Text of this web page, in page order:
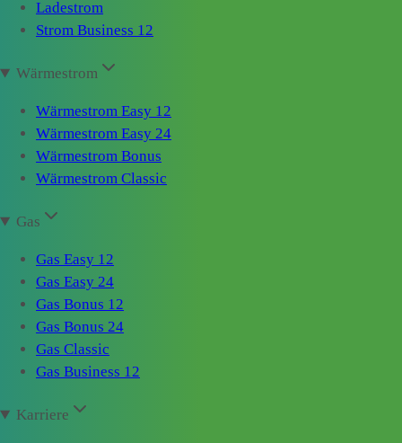
Ladestrom
Strom Business 12
Wärmestrom
Wärmestrom Easy 12
Wärmestrom Easy 24
Wärmestrom Bonus
Wärmestrom Classic
Gas
Gas Easy 12
Gas Easy 24
Gas Bonus 12
Gas Bonus 24
Gas Classic
Gas Business 12
Karriere